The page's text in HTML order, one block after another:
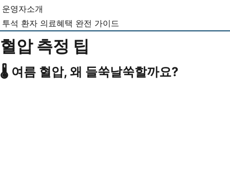
운영자소개
투석 환자 의료혜택 완전 가이드
혈압 측정 팁
🌡 여름 혈압, 왜 들쑥날쑥할까요?